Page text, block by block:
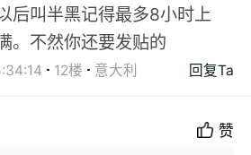
后叫半黑记得最多8小时上
。不然你还要发贴的
12楼 意大利 回复Ta
赞